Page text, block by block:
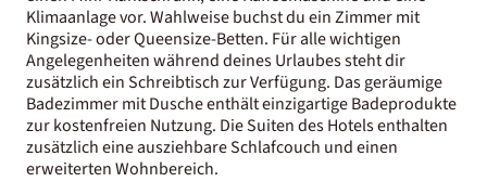
Klimaanlage vor. Wahlweise buchst du ein Zimmer mit
Kingsize- oder Queensize-Betten. Für alle wichtigen
Angelegenheiten während deines Urlaubes steht dir
zusätzlich ein Schreibtisch zur Verfügung. Das geräumige
Badezimmer mit Dusche enthält einzigartige Badeprodukte
zur kostenfreien Nutzung. Die Suiten des Hotels enthalten
zusätzlich eine ausziehbare Schlafcouch und einen
erweiterten Wohnbereich.